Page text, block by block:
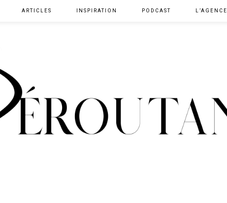
ARTICLES INSPIRATION PODCAST L’AGENCE